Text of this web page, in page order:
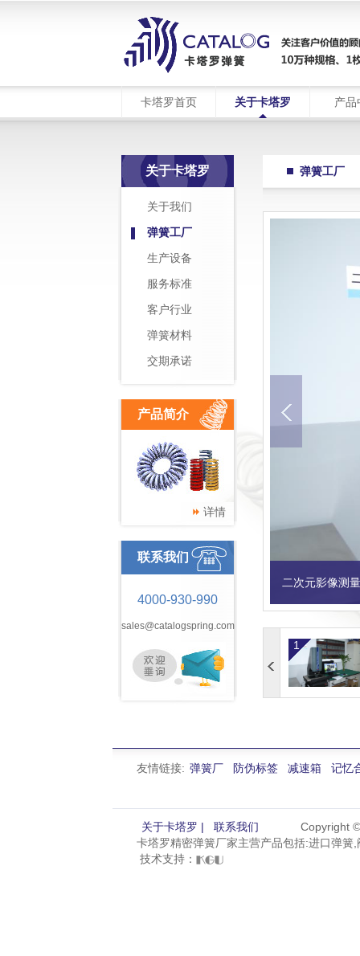
卡塔罗首页 关于卡塔罗 产品
关于卡塔罗
关于我们
弹簧工厂
生产设备
服务标准
客户行业
弹簧材料
交期承诺
产品简介
详情
联系我们
4000-930-990
sales@catalogspring.com
弹簧工厂
二次元影像测
1
友情链接: 弹簧厂 防伪标签 减速箱 记忆
关于卡塔罗 | 联系我们
Copyright
卡塔罗精密弹簧厂家主营产品包括:进口弹
技术支持：